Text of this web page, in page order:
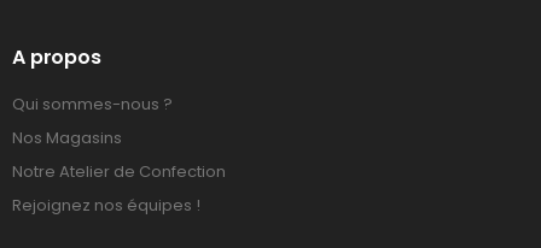
A propos
Qui sommes-nous ?
Nos Magasins
Notre Atelier de Confection
Rejoignez nos équipes !